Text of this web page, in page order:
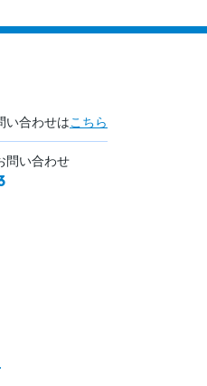
い合わせはこちら
問い合わせ